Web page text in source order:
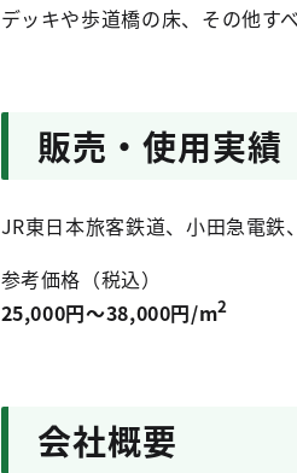
デッキや歩道橋の床、その他す
販売・使用実績
JR東日本旅客鉄道、小田急電
参考価格（税込）
25,000円～38,000円/m2
会社概要